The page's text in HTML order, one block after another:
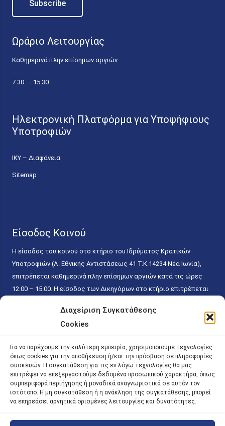
Διαχείριση Συγκατάθεσης
Cookies
Για να παρέχουμε την καλύτερη εμπειρία, χρησιμοποιούμε τεχνολογίες
όπως cookies για την αποθήκευση ή/και την πρόσβαση σε πληροφορίες
συσκευών. Η συγκατάθεση για τις εν λόγω τεχνολογίες θα μας
επιτρέψει να επεξεργαστούμε δεδομένα προσωπικού χαρακτήρα, όπως
συμπεριφορά περιήγησης ή μοναδικά αναγνωριστικά σε αυτόν τον
ιστότοπο. Η μη συγκατάθεση ή η ανάκληση της συγκατάθεσης, μπορεί
να επηρεάσει αρνητικά ορισμένες λειτουργίες και δυνατότητες.
Ωράριο Λειτουργίας
Καθημερινά πλην επίσημων αργιών
7.30 – 15.30
Ηλεκτρονική Πλατφόρμα για Υποψήφιους
Υποτροφιών
ΙΚΥ – Διαφάνεια
Sitemap
Είσοδος Κοινού
Η είσοδος του κοινού στο κτήριο του Ιδρύματος Κρατικών
Υποτροφιών (Λ. Εθνικής Αντιστάσεως 41 T.K.14234 Νέα Ιωνία),
επιτρέπεται καθημερινά πλην επίσημων αργιών κατά τις ώρες
12.00 – 15.00. Η είσοδος των Δικηγόρων στο κτήριο επιτρέπεται
κάθε εργάσιμη ημέρα και ώρα χωρίς κανέναν χρονικό ή άλλο
περιορισμό. Η είσοδος του κοινού ειδικά στο γραφείο του
15.00. Η εξυπηρέτηση του κοινού πραγματοποιείται βάσει των
παγίων ισχυουσών διατάξεων. Για την αποφυγή συνωστισμού
εντός του εσωτερικού χώρου εξυπηρέτησης και αναμονής του
κοινού, η εξυπηρέτησή του δύναται να πραγματοποιείται κατόπιν
προγραμματισμένου ραντεβού.